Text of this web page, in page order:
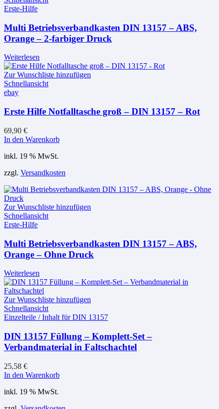
Erste-Hilfe
Multi Betriebsverbandkasten DIN 13157 – ABS,
Orange – 2-farbiger Druck
Weiterlesen
Zur Wunschliste hinzufügen
Schnellansicht
ebay
Erste Hilfe Notfalltasche groß – DIN 13157 – Rot
69,90 €
In den Warenkorb
inkl. 19 % MwSt.
zzgl. Versandkosten
Zur Wunschliste hinzufügen
Schnellansicht
Erste-Hilfe
Multi Betriebsverbandkasten DIN 13157 – ABS,
Orange – Ohne Druck
Weiterlesen
Zur Wunschliste hinzufügen
Schnellansicht
Einzelteile / Inhalt für DIN 13157
DIN 13157 Füllung – Komplett-Set –
Verbandmaterial in Faltschachtel
25,58 €
In den Warenkorb
inkl. 19 % MwSt.